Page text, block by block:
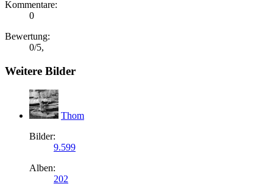
Kommentare:
0
Bewertung:
0/5,
Weitere Bilder
Thom
Bilder:
9.599
Alben:
202